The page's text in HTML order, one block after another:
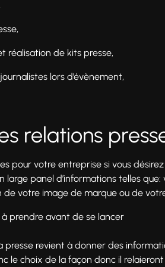
réalisation de kits presse,
lors d’évènement,
relations
pour votre entreprise si vous
large panel d’informations telles
de votre image de marque ou de
à prendre avant de se lancer
presse revient à donner des
le choix de la façon donc il